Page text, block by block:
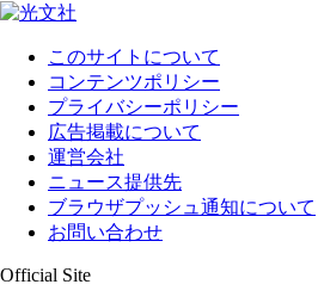
このサイトについて
コンテンツポリシー
プライバシーポリシー
広告掲載について
運営会社
ニュース提供先
ブラウザプッシュ通知について
お問い合わせ
Official Site